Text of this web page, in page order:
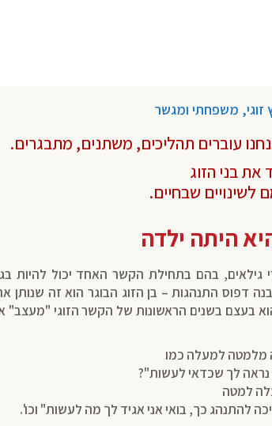
זוגי, משפחתי ומגשר
עוברים תהליכים, משתנים, מתבגרים.
את בני הזוג
שבחיים.
היתה ילדה
הזה נבנה דפוס התנהגות – בן הזוג הבוגר הוא זה שנותן
הוא בעצם בשנים הראשונות של הקשר הזוגי
מלמטה למעלה כמו
לך שכדאי לעשות"?
למטה
להתנהג כך, בואי אני אגיד לך מה לעשות" וכו'.